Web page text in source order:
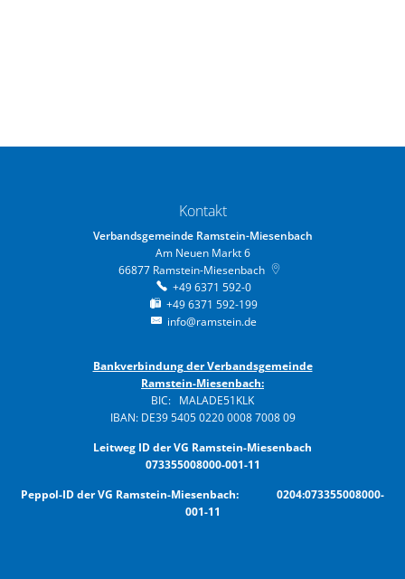
Kontakt
Verbandsgemeinde Ramstein-Miesenbach
Am Neuen Markt 6
66877 Ramstein-Miesenbach
+49 6371 592-0
+49 6371 592-199
info@ramstein.de
Bankverbindung der Verbandsgemeinde
Ramstein-Miesenbach:
BIC: MALADE51KLK
IBAN: DE39 5405 0220 0008 7008 09
Leitweg ID der VG Ramstein-Miesenbach
073355008000-001-11
Peppol-ID der VG Ramstein-Miesenbach: 0204:073355008000-
001-11